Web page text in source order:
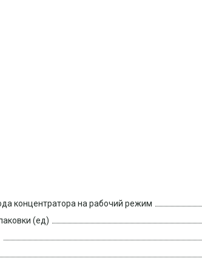
концентратора на рабочий режим
(ед)